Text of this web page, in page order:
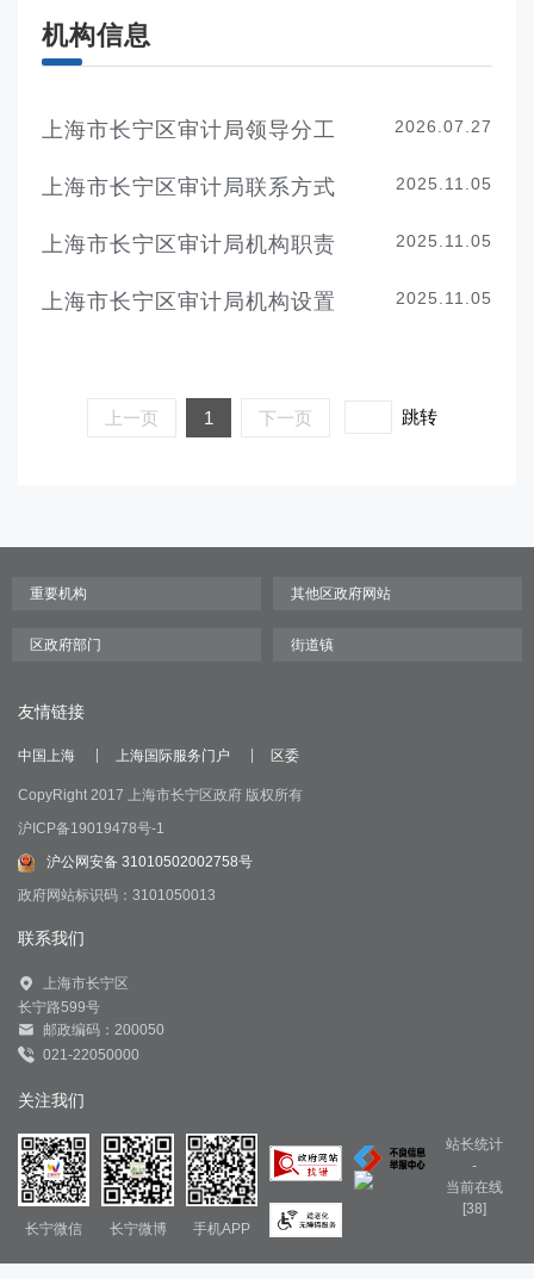
机构信息
上海市长宁区审计局领导分工 2026.07.27
上海市长宁区审计局联系方式 2025.11.05
上海市长宁区审计局机构职责 2025.11.05
上海市长宁区审计局机构设置 2025.11.05
上一页 1 下一页 跳转
友情链接
中国上海 上海国际服务门户 区委
CopyRight 2017 上海市长宁区政府 版权所有
沪ICP备19019478号-1
沪公网安备 31010502002758号
政府网站标识码：3101050013
联系我们
上海市长宁区
长宁路599号
邮政编码：200050
021-22050000
关注我们
长宁微信 长宁微博 手机APP
站长统计
-
当前在线
[38]